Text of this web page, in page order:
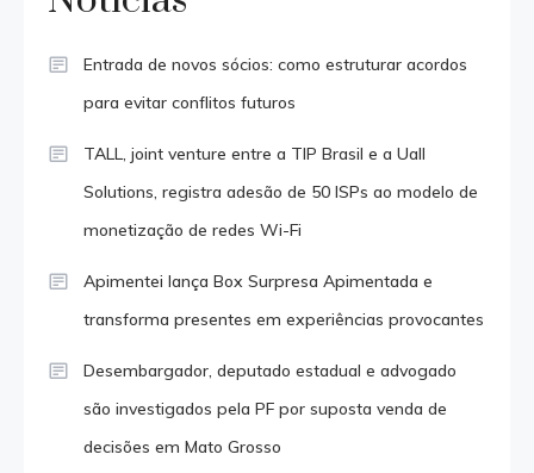
Entrada de novos sócios: como estruturar acordos
para evitar conflitos futuros
TALL, joint venture entre a TIP Brasil e a Uall
Solutions, registra adesão de 50 ISPs ao modelo de
monetização de redes Wi-Fi
Apimentei lança Box Surpresa Apimentada e
transforma presentes em experiências provocantes
Desembargador, deputado estadual e advogado
são investigados pela PF por suposta venda de
decisões em Mato Grosso